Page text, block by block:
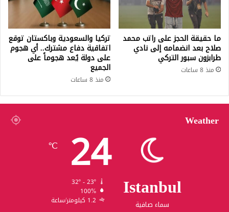
ما حقيقة الحجز على راتب محمد
صلاح بعد انضمامه إلى نادي
طرابزون سبور التركي
منذ 8 ساعات
تركيا والسعودية وباكستان توقع
اتفاقية دفاع مشترك.. أي هجوم
على دولة يُعد هجوماً على
الجميع
منذ 8 ساعات
Weather
Istanbul
سماء صافية
24
℃
32º - 23º
100%
1.2 كيلومتر/ساعة